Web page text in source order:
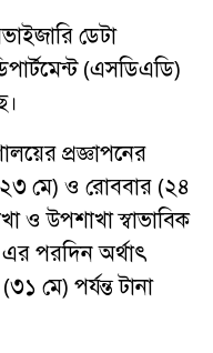
ডেটা
(এসডিএডি)
প্রজ্ঞাপনের
মে) ও রোববার (২৪
ও উপশাখা স্বাভাবিক
পরদিন অর্থাৎ
মে) পর্যন্ত টানা